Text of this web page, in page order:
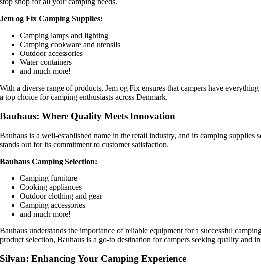
stop shop for all your camping needs.
Jem og Fix Camping Supplies:
Camping lamps and lighting
Camping cookware and utensils
Outdoor accessories
Water containers
and much more!
With a diverse range of products, Jem og Fix ensures that campers have
a top choice for camping enthusiasts across Denmark.
Bauhaus: Where Quality Meets Innovation
Bauhaus is a well-established name in the retail industry, and its camping
stands out for its commitment to customer satisfaction.
Bauhaus Camping Selection:
Camping furniture
Cooking appliances
Outdoor clothing and gear
Camping accessories
and much more!
Bauhaus understands the importance of reliable equipment for a successful
product selection, Bauhaus is a go-to destination for campers seeking quality and
Silvan: Enhancing Your Camping Experience